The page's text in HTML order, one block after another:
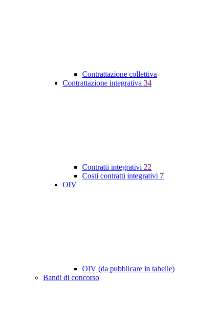
Contrattazione collettiva
Contrattazione integrativa 34
Contratti integrativi 22
Costi contratti integrativi 7
OIV
OIV (da pubblicare in tabelle)
Bandi di concorso